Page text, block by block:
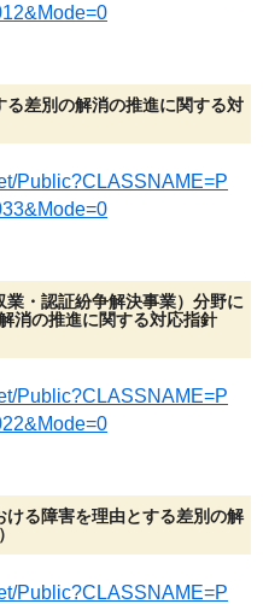
差別の解消の推進に関する対
Public?CLASSNAME=P
・認証紛争解決事業）分野に
消の推進に関する対応指針
Public?CLASSNAME=P
る障害を理由とする差別の解
Public?CLASSNAME=P